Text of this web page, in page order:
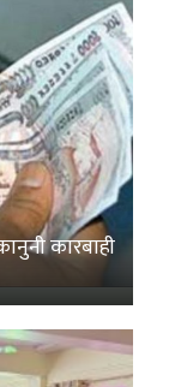
कारबाही